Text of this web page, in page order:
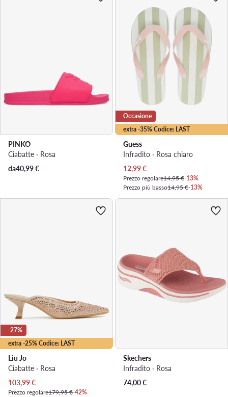
PINKO
Ciabatte · Rosa
da40,99€
extra -35% Codice: LAST
Occasione
Guess
Infradito · Rosa chiaro
Prezzo attuale
12,99€
Prezzo regolare14,95 €-13%
Prezzo più basso14,95 €-13%
extra -25% Codice: LAST
-27%
Liu Jo
Ciabatte · Rosa
Prezzo attuale
103,99€
Prezzo regolare179,95 €-42%
Skechers
Infradito · Rosa
74,00€